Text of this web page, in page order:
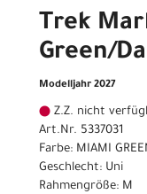
Trek
Green/
Modelljahr 2027
Z.Z. nicht
Art.Nr. 5337031
Farbe: MIAMI
Geschlecht: Uni
Rahmengröße: M